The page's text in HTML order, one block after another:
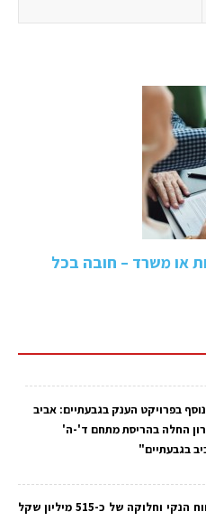
או משרד – חובה בכל
בפרויקט הענק בגבעתיים: אביב
החלה בהריסת מתחם ד'-ה'
בגבעתיים"
בזק ברבעון השני: זינוק של 38% ברווח הנקי וחלוקה של כ-515 מיליון שקל